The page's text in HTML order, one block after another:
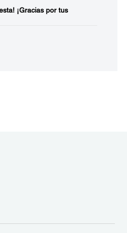
¡Gracias por tus